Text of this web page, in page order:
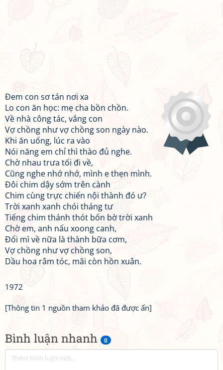
Bình luận nhanh 0
Đem con sơ tán nơi xa
Lo con ăn học: mẹ cha bồn chồn.
Về nhà công tác, vắng con
Vợ chồng như vợ chồng son ngày nào.
Khi ăn uống, lúc ra vào
Nói năng em chỉ thì thào đủ nghe.
Chờ nhau trưa tối đi về,
Cũng nghe nhớ nhớ, mình e thẹn mình.
Đôi chim dậy sớm trên cành
Chim cùng trực chiến nội thành đó ư?
Trời xanh xanh chói tháng tư
Tiếng chim thánh thót bốn bờ trời xanh
Chờ em, anh nấu xoong canh,
Đổi mì về nữa là thành bữa cơm,
Vợ chồng như vợ chồng son,
Dầu hoa râm tóc, mãi còn hồn xuân.
1972
[Thông tin 1 nguồn tham khảo đã được ẩn]